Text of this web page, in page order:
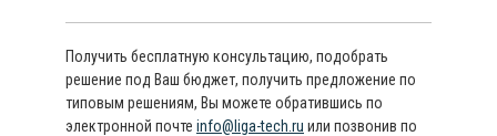
Получить бесплатную консультацию, подобрать
решение под Ваш бюджет, получить предложение по
типовым решениям, Вы можете обратившись по
электронной почте info@liga-tech.ru или позвонив по